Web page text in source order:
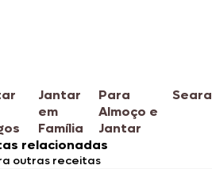
Jantar
em
Família
Para
Almoço e
Jantar
Seara
relacionadas
outras receitas